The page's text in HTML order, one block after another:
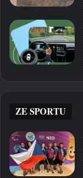
ZE SPORTU